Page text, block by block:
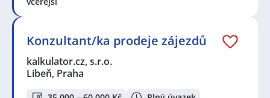
Konzultant/ka prodeje zájezdů
kalkulator.cz, s.r.o.
Libeň, Praha